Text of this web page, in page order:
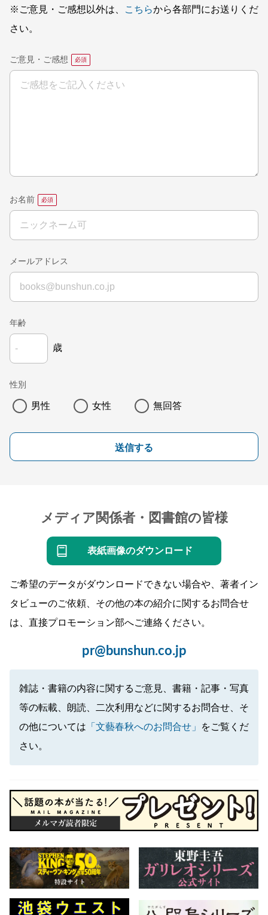
※ご意見・ご感想以外は、
こちらから各部門にお送りくだ
さい。
ご意見・ご感想
お名前
メールアドレス
年齢
歳
性別
男性 女性 無回答
送信する
メディア関係者・図書館の皆様
表紙画像のダウンロード
ご希望のデータがダウンロードできない場合や、著者イン
タビューのご依頼、その他の本の紹介に関するお問合せ
は、直接プロモーション部へご連絡ください。
pr@bunshun.co.jp
雑誌・書籍の内容に関するご意見、書籍・記事・写真
等の転載、朗読、二次利用などに関するお問合せ、そ
の他については 「文藝春秋へのお問合せ」
をご覧くだ
さい。